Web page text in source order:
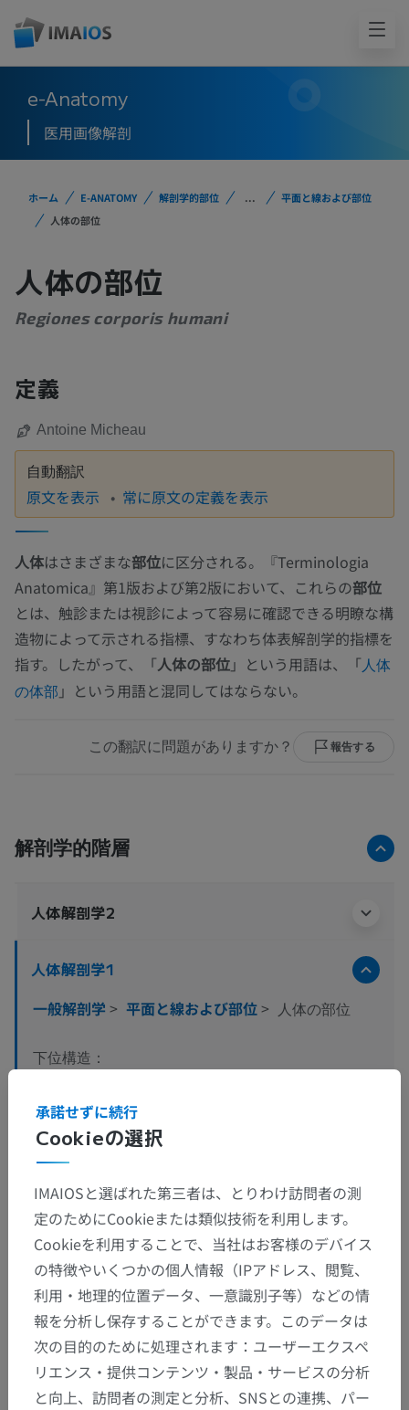
e-Anatomy
医用画像解剖
ホーム E-ANATOMY 解剖学的部位 ...
平面と線および部位
人体の部位
人体の部位
Regiones corporis humani
定義
Antoine Micheau
自動翻訳
原文を表示 常に原文の定義を表示
人体はさまざまな部位に区分される。『Terminologia
Anatomica』第1版および第2版において、これらの部位
とは、触診または視診によって容易に確認できる明瞭な構
造物によって示される指標、すなわち体表解剖学的指標を
指す。したがって、「人体の部位」という用語は、「人体
の体部 」という用語と混同してはならない。
この翻訳に問題がありますか？ 報告する
解剖学的階層
人体解剖学2
人体解剖学1
一般解剖学 > 平面と線および部位> 人体の部位
下位構造：
頭の部位
頸の部位；頸部
腹の部位
背の部位
会陰の部位；会陰部；会陰三角
上肢の部位
詳細を見る
Cookieの選択
承諾せずに続行
IMAIOSと選ばれた第三者は、とりわけ訪問者の測
定のためにCookieまたは類似技術を利用します。
Cookieを利用することで、当社はお客様のデバイス
の特徴やいくつかの個人情報（IPアドレス、閲覧、
利用・地理的位置データ、一意識別子等）などの情
報を分析し保存することができます。このデータは
次の目的のために処理されます：ユーザーエクスペ
リエンス・提供コンテンツ・製品・サービスの分析
と向上、訪問者の測定と分析、SNSとの連携、パー